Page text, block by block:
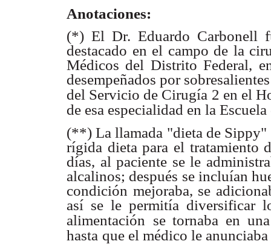
Anotaciones:
(*) El Dr. Eduardo Carbonell
destacado en el campo de la
Médicos del Distrito Federal,
desempeñados por
del Servicio de Cirugía 2 en el
de esa especialidad en la
(**) La llamada "dieta de
rígida dieta para el tratamiento
días, al paciente se le
alcalinos; después se incluían
condición mejoraba, se
así se le permitía diversificar
alimentación se tornaba en
hasta que el médico le